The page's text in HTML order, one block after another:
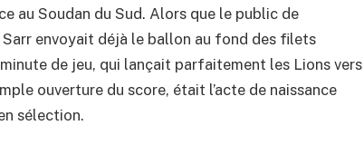
au Soudan du Sud. Alors que le public de
envoyait déjà le ballon au fond des filets
de jeu, qui lançait parfaitement les Lions vers
ouverture du score, était l’acte de naissance
sélection.